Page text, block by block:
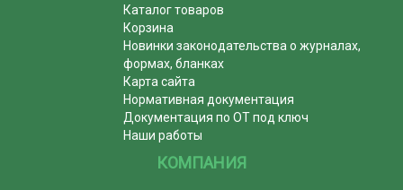
Каталог товаров
Корзина
Новинки законодательства о журналах,
формах, бланках
Карта сайта
Нормативная документация
Документация по ОТ под ключ
Наши работы
КОМПАНИЯ